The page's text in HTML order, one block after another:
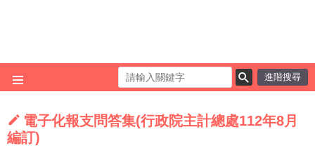
進階搜尋
電子化報支問答集(行政院主計總處112年8月
編訂)